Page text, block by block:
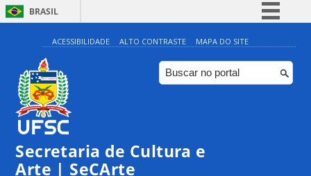
BRASIL
Simplifique!
Comunica BR
Participe
ACESSIBILIDADE ALTO CONTRASTE MAPA DO SITE
Secretaria de Cultura e
Arte | SeCArte
0:00
1:00